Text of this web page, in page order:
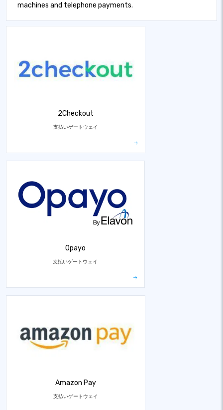
machines and telephone payments.
2Checkout
支払いゲートウェイ
Opayo
支払いゲートウェイ
Amazon Pay
支払いゲートウェイ